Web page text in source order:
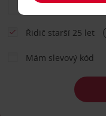
Řidič starší 25 let
Mám slevový kód